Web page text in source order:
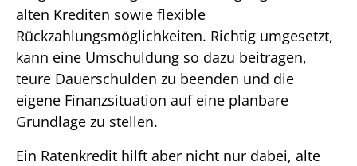
alten Krediten sowie flexible
Rückzahlungsmöglichkeiten. Richtig umgesetzt,
kann eine Umschuldung so dazu beitragen,
teure Dauerschulden zu beenden und die
eigene Finanzsituation auf eine planbare
Grundlage zu stellen.
Ein Ratenkredit hilft aber nicht nur dabei, alte